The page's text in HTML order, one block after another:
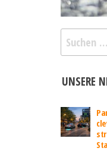
Suchen
nach:
UNSERE